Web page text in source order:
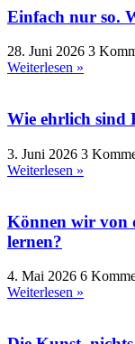
Einfach nur so.
28. Juni 2026 3
Weiterlesen »
Wie ehrlich sind
3. Juni 2026 3
Weiterlesen »
Können wir von
lernen?
4. Mai 2026 6
Weiterlesen »